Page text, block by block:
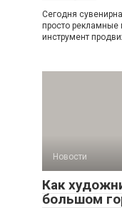
Сегодня
просто
инструмент
Новости
Как
большом